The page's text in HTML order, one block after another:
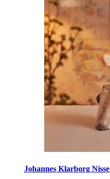
Johannes Klarborg Nisse